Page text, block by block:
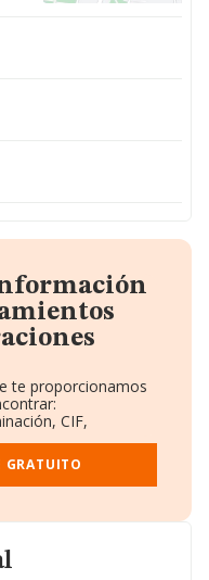
te proporcionamos
CIF,
Empleados.
sobre la empresa.
GRATUITO